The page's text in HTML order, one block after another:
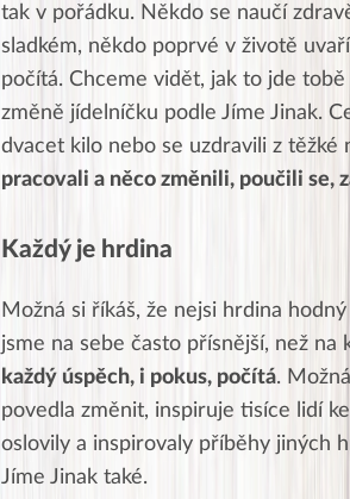
tak v pořádku. Někdo se naučí
sladkém, někdo poprvé v životě
počítá. Chceme vidět, jak to jde
změně jídelníčku podle Jíme Jinak.
dvacet kilo nebo se uzdravili z těžké
pracovali a něco změnili, poučili se,
Každý je hrdina
Možná si říkáš, že nejsi hrdina
jsme na sebe často přísnější, než na
každý úspěch, i pokus, počítá.
povedla změnit, inspiruje tisíce lidí
oslovily a inspirovaly příběhy jiných
Jíme Jinak také.